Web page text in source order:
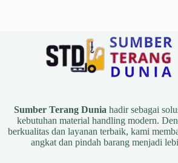
Sumber Terang Dunia hadir sebagai
kebutuhan material handling modern.
berkualitas dan layanan terbaik, kami
angkat dan pindah barang menjadi